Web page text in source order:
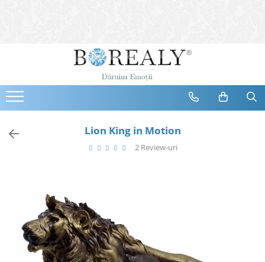
Bijuterii
Cercei
Bratari
Coliere
Bijuterii Femei
Bijuterii Copii
Bijuterii Mirese
Selectii
Lion King in Motion
2 Review-uri